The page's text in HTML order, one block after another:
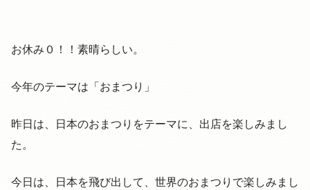
お休み０！！素晴らしい。
今年のテーマは「おまつり」
昨日は、日本のおまつりをテーマに、出店を楽しみまし
た。
今日は、日本を飛び出して、世界のおまつりで楽しみまし